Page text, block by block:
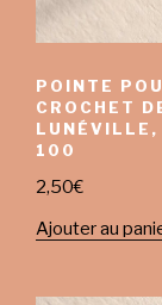
POINTE
CROCHET
LUNÉVILLE,
100
2,50€
Ajouter au